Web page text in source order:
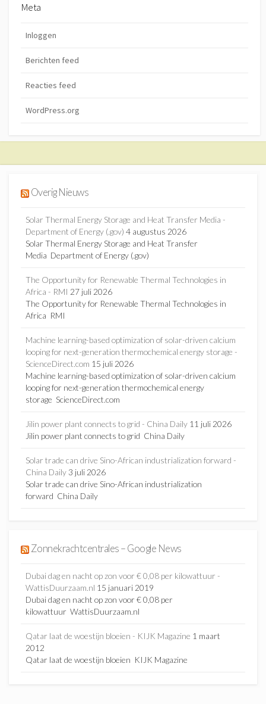
Meta
Inloggen
Berichten feed
Reacties feed
WordPress.org
Overig Nieuws
Solar Thermal Energy Storage and Heat Transfer Media -
Department of Energy (.gov) 4 augustus 2026
Solar Thermal Energy Storage and Heat Transfer
Media Department of Energy (.gov)
The Opportunity for Renewable Thermal Technologies in
Africa - RMI 27 juli 2026
The Opportunity for Renewable Thermal Technologies in
Africa RMI
Machine learning-based optimization of solar-driven calcium
looping for next-generation thermochemical energy storage -
ScienceDirect.com 15 juli 2026
Machine learning-based optimization of solar-driven calcium
looping for next-generation thermochemical energy
storage ScienceDirect.com
Jilin power plant connects to grid - China Daily 11 juli 2026
Jilin power plant connects to grid China Daily
Solar trade can drive Sino-African industrialization forward -
China Daily3 juli 2026
Solar trade can drive Sino-African industrialization
forward China Daily
Zonnekrachtcentrales – Google News
Dubai dag en nacht op zon voor € 0,08 per kilowattuur -
WattisDuurzaam.nl 15 januari 2019
Dubai dag en nacht op zon voor € 0,08 per
kilowattuur WattisDuurzaam.nl
Qatar laat de woestijn bloeien - KIJK Magazine 1 maart
2012
Qatar laat de woestijn bloeien KIJK Magazine